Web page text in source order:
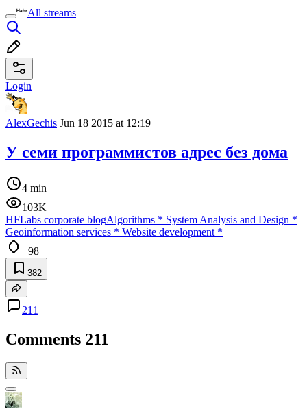
All streams
Login
AlexGechis Jun 18 2015 at 12:19
У семи программистов адрес без дома
4 min
103K
HFLabs corporate blogAlgorithms * System Analysis and Design *
Geoinformation services * Website development *
+98
382
211
Comments 211